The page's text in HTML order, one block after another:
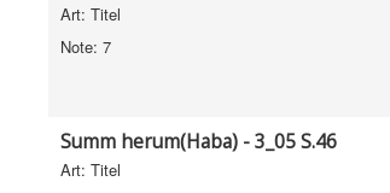
Art: Titel
Note: 7
Summ herum(Haba) - 3_05 S.46
Art: Titel